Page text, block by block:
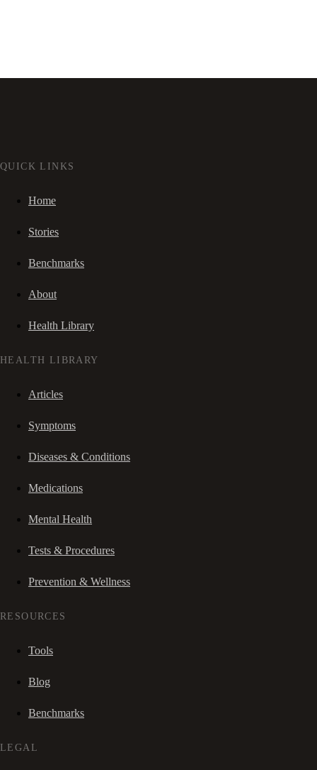
QUICK LINKS
Home
Stories
Benchmarks
About
Health Library
HEALTH LIBRARY
Articles
Symptoms
Diseases & Conditions
Medications
Mental Health
Tests & Procedures
Prevention & Wellness
RESOURCES
Tools
Blog
Benchmarks
LEGAL